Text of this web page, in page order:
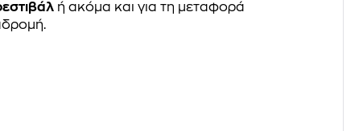
ή ακόμα και για τη μεταφορά